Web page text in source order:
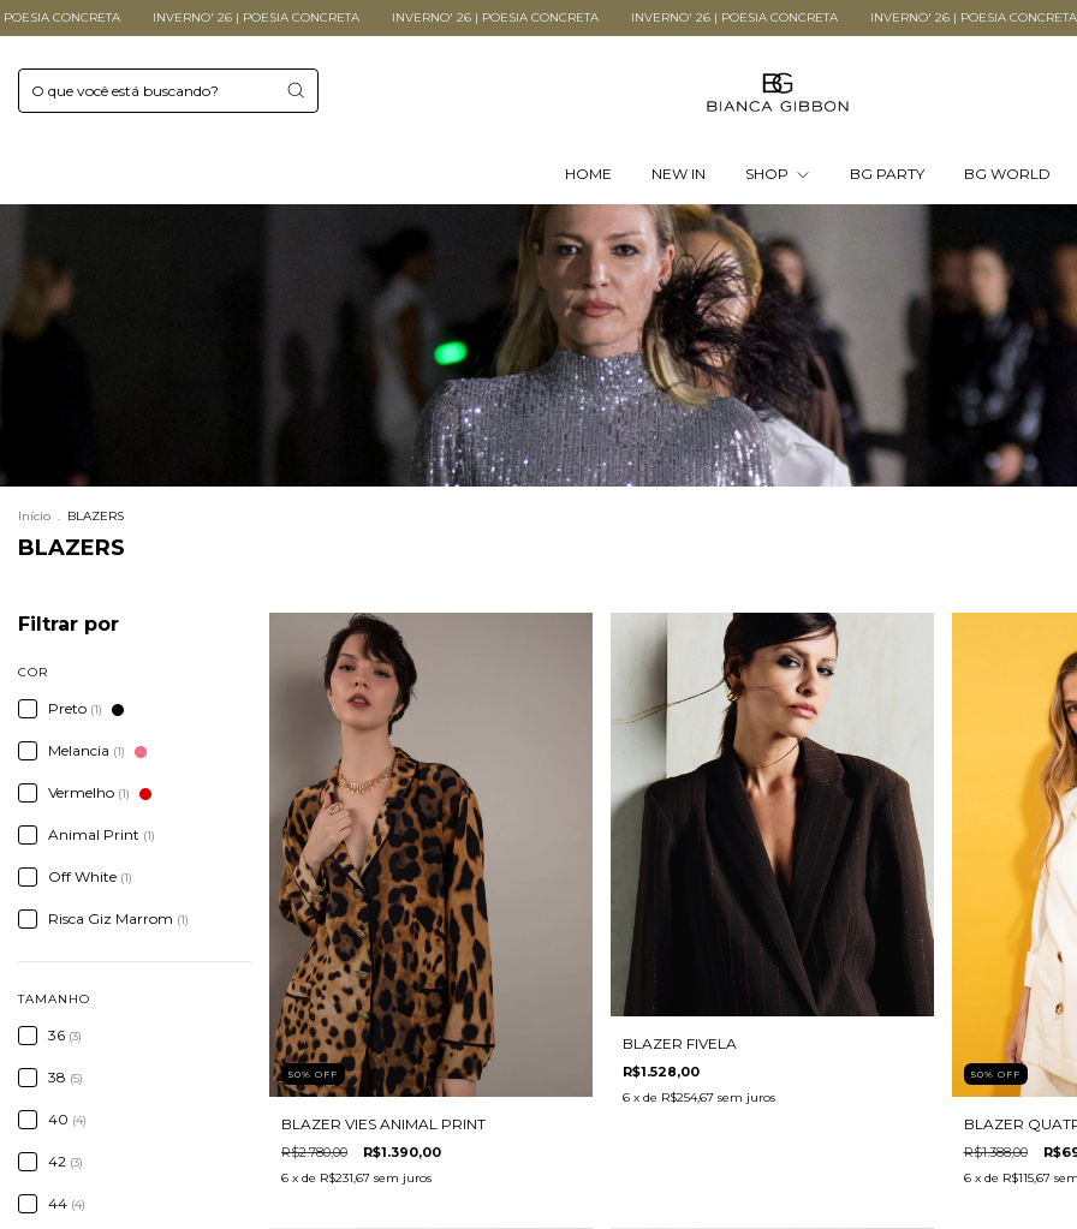
INVERNO' 26 | POESIA CONCRETA INVERNO' 26 | POESIA CONCRETA INVERNO' 26 | POESIA CONCRETA INVERNO' 26 | POESIA CONCRETA
HOME NEW IN SHOP BG PARTY BG WORLD
Início . BLAZERS
BLAZERS
Filtrar por
COR
Preto (1)
Melancia (1)
Vermelho (1)
Animal Print (1)
Off White (1)
Risca Giz Marrom (1)
TAMANHO
36 (3)
38 (5)
40 (4)
42 (3)
44 (4)
50% OFF
BLAZER VIES ANIMAL PRINT
R$2.780,00 R$1.390,00
6 x de R$231,67 sem juros
BLAZER FIVELA
R$1.528,00
6 x de R$254,67 sem juros
50% OFF
BLAZER
R$1.388,00
6 x de R$115,67